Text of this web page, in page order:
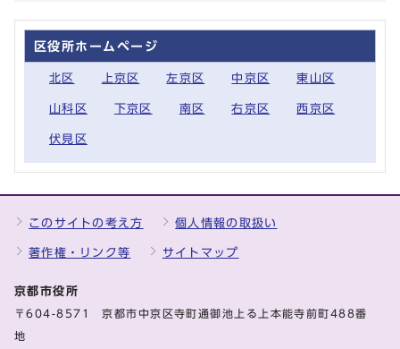
区役所ホームページ
北区 上京区 左京区 中京区 東山区
山科区 下京区 南区 右京区 西京区
伏見区
このサイトの考え方 個人情報の取扱い
著作権・リンク等 サイトマップ
京都市役所
〒604-8571 京都市中京区寺町通御池上る上本能寺前町488番
地